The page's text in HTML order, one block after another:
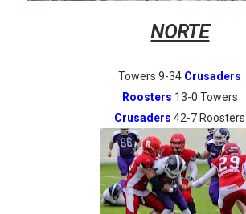
NORTE
Towers 9-34 Crusaders
Roosters 13-0 Towers
Crusaders42-7 Roosters